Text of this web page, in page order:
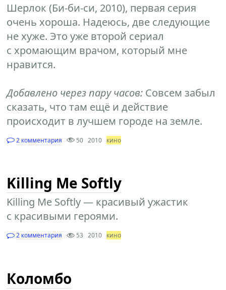
Шерлок (Би-би-си, 2010), первая серия
очень хороша. Надеюсь, две следующие
не хуже. Это уже второй сериал
с хромающим врачом, который мне
нравится.
Добавлено через пару часов: Совсем забыл
сказать, что там ещё и действие
происходит в лучшем городе на земле.
2 комментария 50 2010 кино
Killing Me Softly
Killing Me Softly — красивый ужастик
с красивыми героями.
2 комментария 53 2010 кино
Коломбо